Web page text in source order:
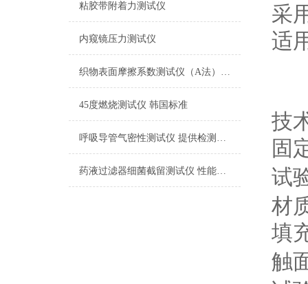
粘胶带附着力测试仪
内窥镜压力测试仪
织物表面摩擦系数测试仪（A法） 检测准确
45度燃烧测试仪 韩国标准
呼吸导管气密性测试仪 提供检测方案
药液过滤器细菌截留测试仪 性能稳定
采
适
技
固
试
材
填
触